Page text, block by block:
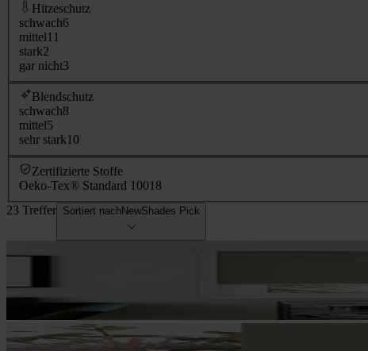
Hitzeschutz
schwach6
mittel11
stark2
gar nicht3
Blendschutz
schwach8
mittel5
sehr stark10
Zertifizierte Stoffe
Oeko-Tex® Standard 10018
23 Treffer Sortiert nachNewShades Pick